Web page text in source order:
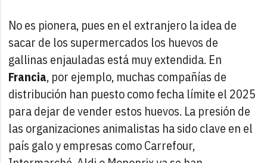
No es pionera, pues en el extranjero la idea de
sacar de los supermercados los huevos de
gallinas enjauladas está muy extendida. En
Francia, por ejemplo, muchas compañías de
distribución han puesto como fecha límite el 2025
para dejar de vender estos huevos. La presión de
las organizaciones animalistas ha sido clave en el
país galo y empresas como Carrefour,